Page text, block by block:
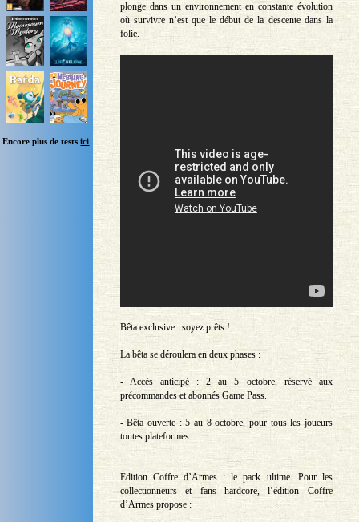
Encore plus de testsici
plonge dans un environnement en constante évolution
où survivre n’est que le début de la descente dans la
folie.
Bêta exclusive : soyez prêts !
La bêta se déroulera en deux phases :
- Accès anticipé : 2 au 5 octobre, réservé aux
précommandes et abonnés Game Pass.
- Bêta ouverte : 5 au 8 octobre, pour tous les joueurs
toutes plateformes.
Édition Coffre d’Armes : le pack ultime. Pour les
collectionneurs et fans hardcore, l’édition Coffre
d’Armes propose :